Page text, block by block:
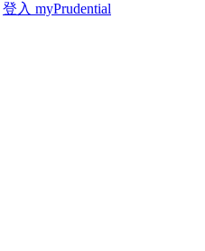
登入 myPrudential